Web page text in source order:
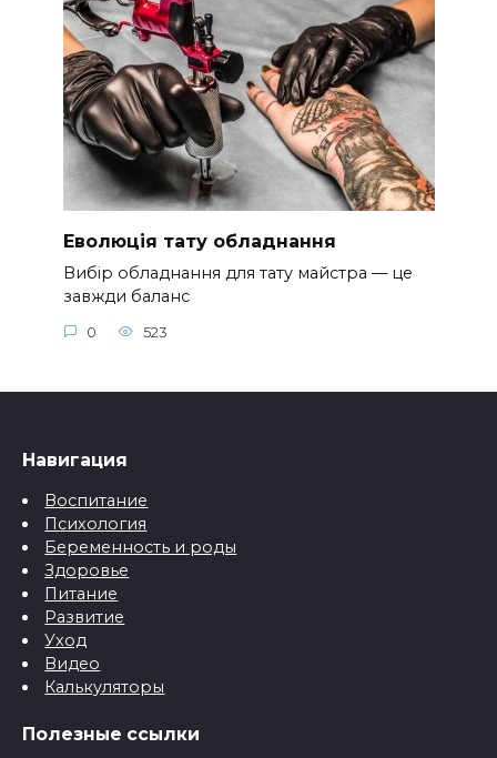
Еволюція тату обладнання
Вибір обладнання для тату майстра — це
завжди баланс
0 523
Навигация
Воспитание
Психология
Беременность и роды
Здоровье
Питание
Развитие
Уход
Видео
Калькуляторы
Полезные ссылки